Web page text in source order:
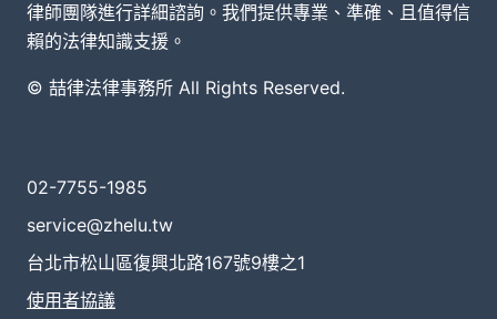
律師團隊進行詳細諮詢。我們提供專業、準確、且值得信
賴的法律知識支援。
© 喆律法律事務所 All Rights Reserved.
02-7755-1985
service@zhelu.tw
台北市松山區復興北路167號9樓之1
使用者協議